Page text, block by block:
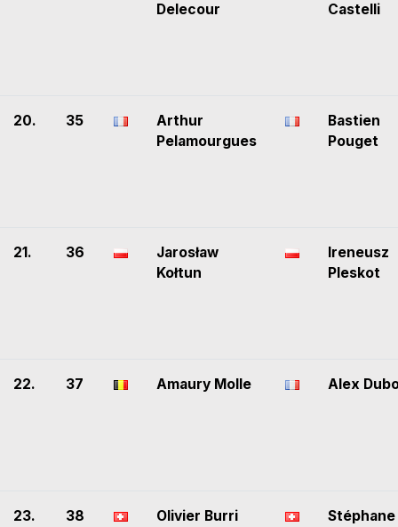
Delecour
Castelli
20. 35
Arthur
Pelamourgues
Bastien
Pouget
21. 36
Jarosław
Kołtun
Ireneusz
Pleskot
22. 37 Amaury Molle Alex
23. 38 Olivier Burri
Stéphane